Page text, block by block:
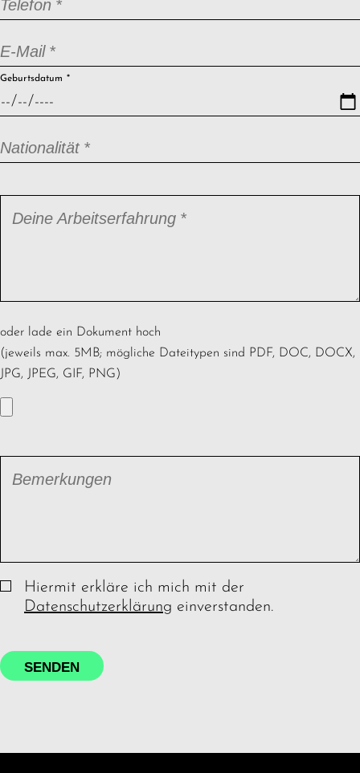
Pflichtfeld
Telefon *
Pflichtfeld
E-Mail *
Pflichtfeld
Geburtsdatum *
Pflichtfeld
Nationalität *
Pflichtfeld
Deine Arbeitserfahrung *
oder lade ein Dokument hoch
(jeweils max. 5MB; mögliche Dateitypen sind PDF, DOC, DOCX,
JPG, JPEG, GIF, PNG)
Bemerkungen
Hiermit erkläre ich mich mit der
Datenschutzerklärung einverstanden.
SENDEN